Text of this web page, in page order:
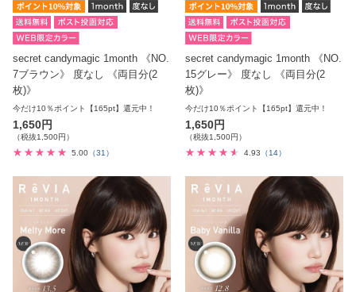
secret candymagic 1month 《NO.
7ブラウン》 度なし 《両目分(2
枚)》
今だけ10％ポイント【165pt】還元中！
1,650円
（税抜1,500円）
5.00 （31）
secret candymagic 1month 《NO.
15グレー》 度なし 《両目分(2
枚)》
今だけ10％ポイント【165pt】還元中！
1,650円
（税抜1,500円）
4.93
（14）